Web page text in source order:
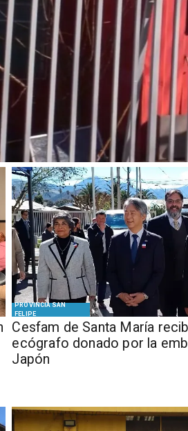
PROVINCIA SAN
FELIPE
Cesfam de Santa María
ecógrafo donado por la
Japón